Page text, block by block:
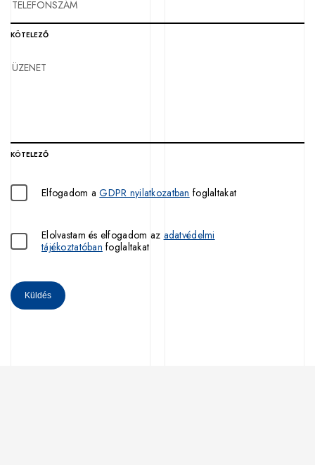
KÖTELEZŐ
KÖTELEZŐ
Elfogadom aGDPR nyilatkozatban foglaltakat
Elolvastam és elfogadom az adatvédelmi
tájékoztatóban foglaltakat
Küldés